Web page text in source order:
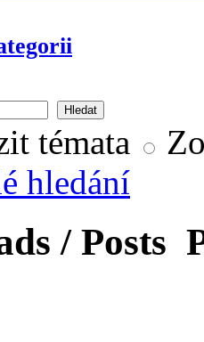
témata
hledání
/ Posts